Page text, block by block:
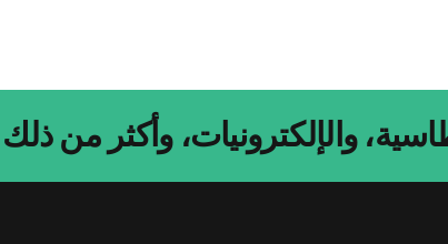
والإلكترونيات، وأكثر من ذلك